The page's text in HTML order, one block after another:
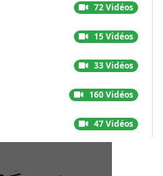
72 Vidéos
15 Vidéos
33 Vidéos
160 Vidéos
47 Vidéos